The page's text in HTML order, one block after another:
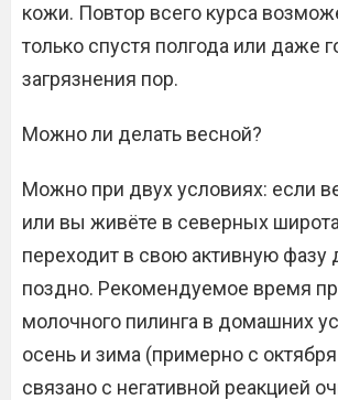
кожи. Повтор всего курса
только спустя полгода или даже
загрязнения пор.
Можно ли делать весной?
Можно при двух условиях: если
или вы живёте в северных
переходит в свою активную фазу
поздно. Рекомендуемое время
молочного пилинга в домашних
осень и зима (примерно с
связано с негативной реакцией